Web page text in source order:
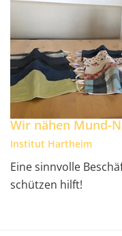
Wir nähen Mund-
Institut Hartheim
Eine sinnvolle
schützen hilft!